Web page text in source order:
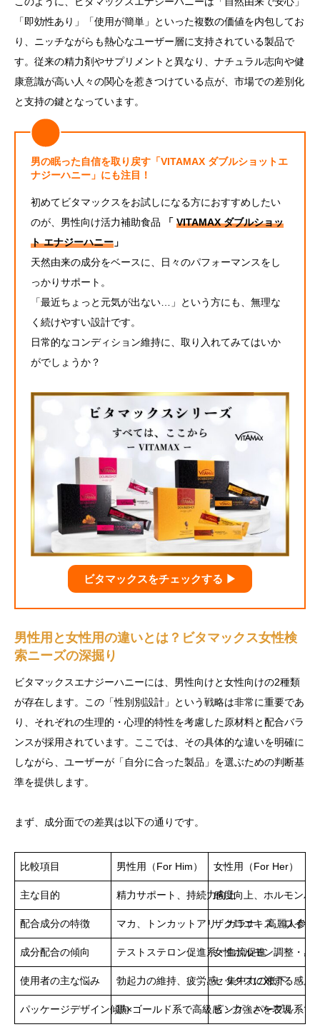
「即効性あり」「使用が簡単」といった複数の価値を内包してお
り、ニッチながらも熱心なユーザー層に支持されている製品で
す。従来の精力剤やサプリメントと異なり、ナチュラル志向や健
康意識が高い人々の関心を惹きつけている点が、市場での差別化
と支持の鍵となっています。
男の眠った自信を取り戻す「VITAMAX ダブルショットエ
ナジーハニー」にも注目！
初めてビタマックスをお試しになる方におすすめしたい
のが、男性向け活力補助食品
「 VITAMAX ダブルショッ
ト エナジーハニー 」
天然由来の成分をベースに、日々のパフォーマンスをし
っかりサポート。
「最近ちょっと元気が出ない…」という方にも、無理な
く続けやすい設計です。
日常的なコンディション維持に、取り入れてみてはいか
がでしょうか？
ビタマックスをチェックする ▶︎
男性用と女性用の違いとは？ビタマックス女性検
索ニーズの深掘り
ビタマックスエナジーハニーには、男性向けと女性向けの2種類
が存在します。この「性別別設計」という戦略は非常に重要であ
り、それぞれの生理的・心理的特性を考慮した原材料と配合バラ
ンスが採用されています。ここでは、その具体的な違いを明確に
しながら、ユーザーが「自分に合った製品」を選ぶための判断基
準を提供します。
まず、成分面での差異は以下の通りです。
比較項目 男性用（For Him） 女性用（For Her）
主な目的 精力サポート、持続力向上感度向上、ホルモンバ
配合成分の特徴 マカ、トンカットアリ、ガラナ、高麗人参、
ザクロエキス、ロイヤ
成分配合の傾向 テストステロン促進系・血流促進
女性ホルモン調整・感
使用者の主な悩み 勃起力の維持、疲労感、集中力の低下
セックスに対する感度
パッケージデザイン傾向黒×ゴールド系で高級感・力強さを表現
ピンク・パープル系で